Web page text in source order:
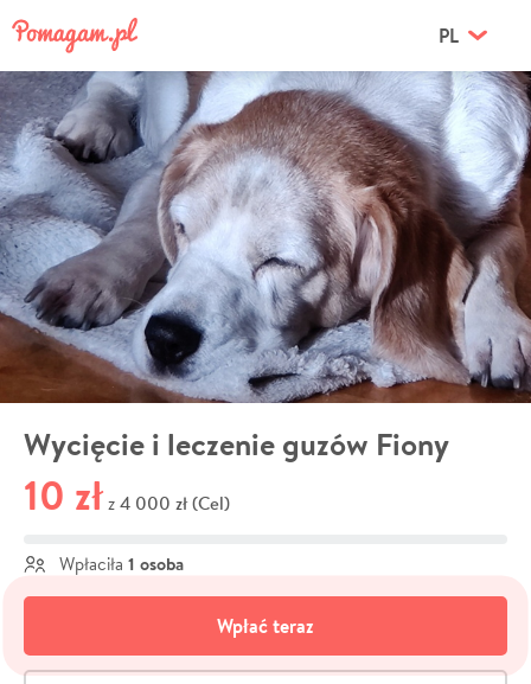
PL
Wycięcie i leczenie guzów Fiony
10 zł z 4 000 zł (Cel)
Wpłaciła 1 osoba
Wpłać teraz